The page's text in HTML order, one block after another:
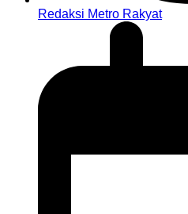
Redaksi Metro Rakyat